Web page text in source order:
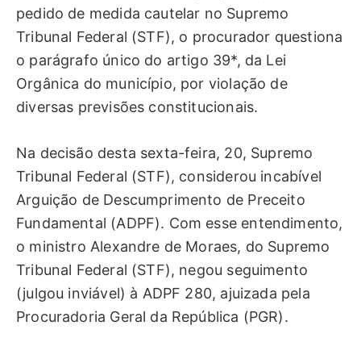
pedido de medida cautelar no Supremo
Tribunal Federal (STF), o procurador questiona
o parágrafo único do artigo 39*, da Lei
Orgânica do município, por violação de
diversas previsões constitucionais.
Na decisão desta sexta-feira, 20, Supremo
Tribunal Federal (STF), considerou incabível
Arguição de Descumprimento de Preceito
Fundamental (ADPF). Com esse entendimento,
o ministro Alexandre de Moraes, do Supremo
Tribunal Federal (STF), negou seguimento
(julgou inviável) à ADPF 280, ajuizada pela
Procuradoria Geral da República (PGR).